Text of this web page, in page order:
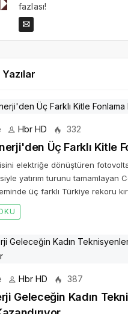
fazlası!
Hbr HD 332
Üç Farklı Kitle
elektriğe dönüştüren
yatırım turunu tamamlayan
üç farklı Türkiye rekoru
Hbr HD 387
Geleceğin Kadın